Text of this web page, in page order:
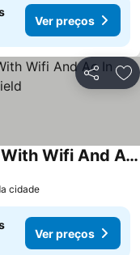
Ver preços
Partilhar
Spacious 6-bedroom House With Wifi And Ac In Marvelous Mansfield
cidade
Ver preços